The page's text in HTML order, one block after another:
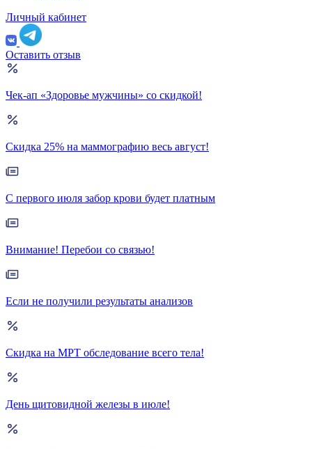
Личный кабинет
Оставить отзыв
Чек-ап «Здоровье мужчины» со скидкой!
Скидка 25% на маммографию весь август!
С первого июля забор крови будет платным
Внимание! Перебои со связью!
Если не получили результаты анализов
Скидка на МРТ обследование всего тела!
День щитовидной железы в июле!